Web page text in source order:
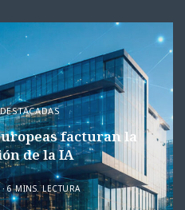
facturan la
de la IA
6 MINS. LECTURA